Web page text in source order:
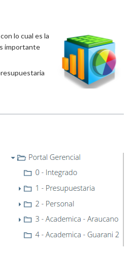
lo cual es la
importante